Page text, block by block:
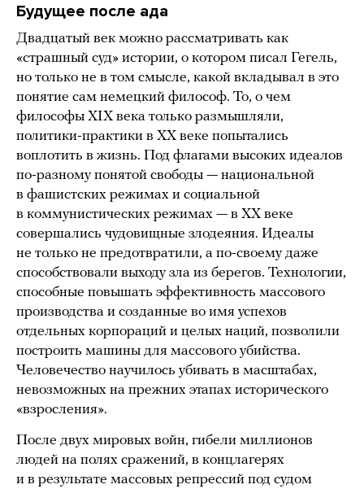
Будущее после ада
Двадцатый век можно рассматривать как
«страшный суд» истории, о котором писал Гегель,
но только не в том смысле, какой вкладывал в это
понятие сам немецкий философ. То, о чем
философы XIX века только размышляли,
политики-практики в ХХ веке попытались
воплотить в жизнь. Под флагами высоких идеалов
по-разному понятой свободы — национальной
в фашистских режимах и социальной
в коммунистических режимах — в ХХ веке
совершались чудовищные злодеяния. Идеалы
не только не предотвратили, а по-своему даже
способствовали выходу зла из берегов. Технологии,
способные повышать эффективность массового
производства и созданные во имя успехов
отдельных корпораций и целых наций, позволили
построить машины для массового убийства.
Человечество научилось убивать в масштабах,
невозможных на прежних этапах исторического
«взросления».
После двух мировых войн, гибели миллионов
людей на полях сражений, в концлагерях
и в результате массовых репрессий под судом